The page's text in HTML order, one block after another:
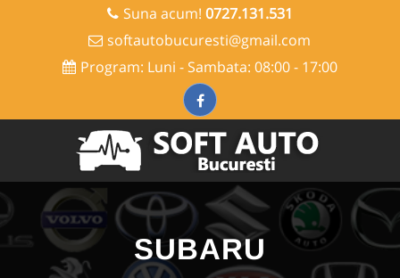
Suna acum! 0727.131.531
softautobucuresti@gmail.com
Program: Luni - Sambata: 08:00 - 17:00
content
SUBARU